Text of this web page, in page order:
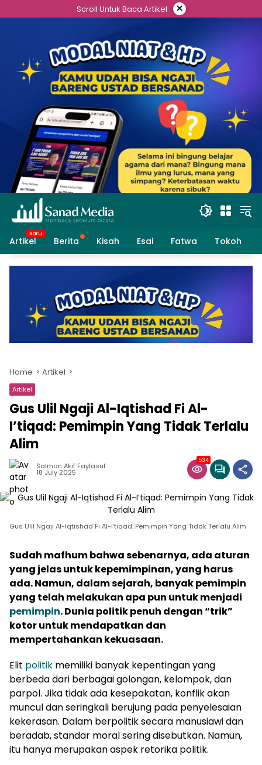
to
Scroll Untuk Baca Artikel ×
Artikel Berita Kisah Esai Fatwa Tokoh
Home Artikel
Artikel
Gus Ulil Ngaji Al-Iqtishad Fi Al-
I’tiqad: Pemimpin Yang Tidak Terlalu
Alim
Salman Akif Faylasuf
18 July 2025
534
Gus Ulil Ngaji Al-Iqtishad Fi Al-I’tiqad: Pemimpin Yang Tidak Terlalu Alim
Sudah mafhum bahwa sebenarnya, ada aturan
yang jelas untuk kepemimpinan, yang harus
ada. Namun, dalam sejarah, banyak pemimpin
yang telah melakukan apa pun untuk menjadi
pemimpin. Dunia politik penuh dengan “trik”
kotor untuk mendapatkan dan
mempertahankan kekuasaan.
Elit politik memiliki banyak kepentingan yang
berbeda dari berbagai golongan, kelompok, dan
parpol. Jika tidak ada kesepakatan, konflik akan
muncul dan seringkali berujung pada penyelesaian
kekerasan. Dalam berpolitik secara manusiawi dan
beradab, standar moral sering disebutkan. Namun,
itu hanya merupakan aspek retorika politik.